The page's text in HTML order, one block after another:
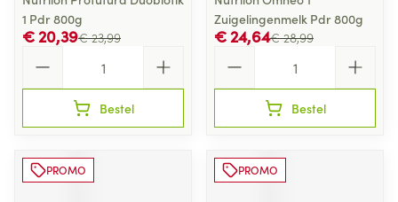
1 Pdr 800g
€ 23,99
€ 20,39
Bestel
Zuigelingenmelk Pdr 800g
€ 28,99
€ 24,64
Bestel
PROMO PROMO